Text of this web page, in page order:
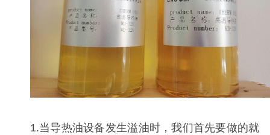
1.当导热油设备发生溢油时，我们首先要做的就